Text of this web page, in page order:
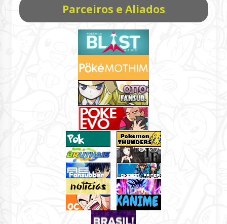
Parceiros e Aliados